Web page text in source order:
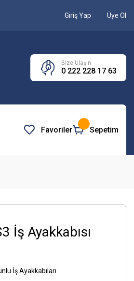
Giriş Yap Üye Ol
Bize Ulaşın
0 222 228 17 63
Favoriler Sepetim
İş Ayakkabısı
İş Ayakkabıları